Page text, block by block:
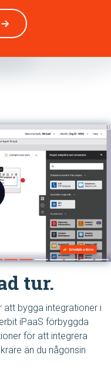
tur.
att bygga integrationer i
iPaaS förbyggda
för att integrera
än du någonsin